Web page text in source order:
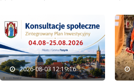
2026-08-03 12:19:16